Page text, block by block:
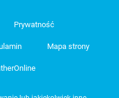
Prywatność
Mapa strony